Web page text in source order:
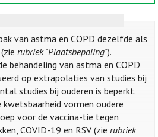
van astma en COPD dezelfde als
(zierubriek "Plaatsbepaling").
behandeling van astma en COPD
op extrapolaties van studies bij
studies bij ouderen is beperkt.
kwetsbaarheid vormen oudere
voor de vaccina-tie tegen
COVID-19 en RSV (zierubriek